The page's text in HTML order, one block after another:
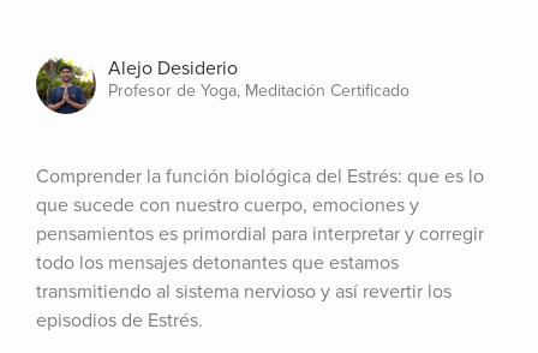
Alejo Desiderio
Profesor de Yoga, Meditación Certificado
Comprender la función biológica del Estrés: que es lo
que sucede con nuestro cuerpo, emociones y
pensamientos es primordial para interpretar y corregir
todo los mensajes detonantes que estamos
transmitiendo al sistema nervioso y así revertir los
episodios de Estrés.